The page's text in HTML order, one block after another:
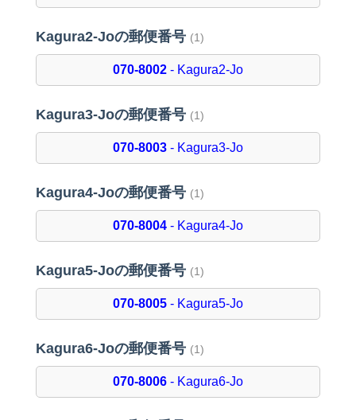
Kagura2-Joの郵便番号 (1)
070-8002- Kagura2-Jo
Kagura3-Joの郵便番号 (1)
070-8003- Kagura3-Jo
Kagura4-Joの郵便番号 (1)
070-8004- Kagura4-Jo
Kagura5-Joの郵便番号 (1)
070-8005- Kagura5-Jo
Kagura6-Joの郵便番号 (1)
070-8006- Kagura6-Jo